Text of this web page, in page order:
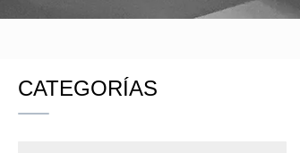
CATEGORÍAS